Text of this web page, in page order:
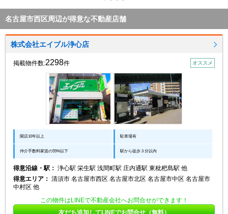
名古屋市西区周辺が得意な不動産店舗
株式会社エイブル浄心店
掲載物件数:2298件 オススメ
開店10年以上 駐車場有
仲介手数料家賃の55%以下 駅から徒歩３分以内
得意沿線・駅： 浄心駅 栄生駅 浅間町駅 庄内通駅 東枇杷島駅 他
得意エリア： 清須市 名古屋市西区 名古屋市北区 名古屋市中区 名古屋市
中村区 他
この物件はLINEで不動産会社へお問合せができます！
友だち追加してLINEでお問合せ（無料）